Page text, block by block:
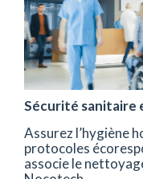
Sécurité sanitaire
Assurez l’hygiène
protocoles
associe le